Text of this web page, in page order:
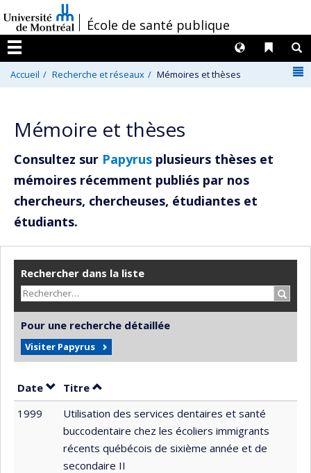
au
contenu
/École de santé publique
Menu
Liens
Langues
Accueil Recherche et réseaux Mémoires et thèses
Mémoire et thèses
Consultez sur Papyrus plusieurs thèses et
mémoires récemment publiés par nos
chercheurs, chercheuses, étudiantes et
étudiants.
Rechercher dans la liste
Pour une recherche détaillée
Visiter Papyrus
Date Trier par date en ordre décroissant
Titre Trier par titre en ordre décroissant
1999
Utilisation des services dentaires et santé
buccodentaire chez les écoliers immigrants
récents québécois de sixième année et de
secondaire II